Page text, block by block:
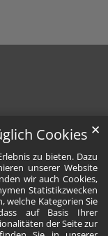
Cookies
zu bieten. Dazu
unserer Website
wir auch Cookies,
Statistikzwecken
welche Kategorien Sie
auf Basis Ihrer
der Seite zur
✕